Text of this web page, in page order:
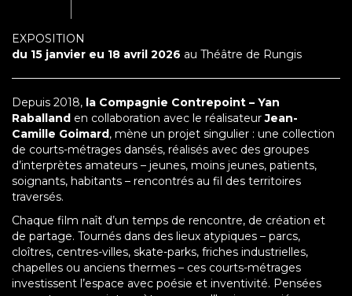
EXPOSITION
du 15 janvier eu 18 avril 2026 au Théâtre de Rungis
Depuis 2018, la Compagnie Contrepoint – Yan
Raballand en collaboration avec le réalisateurJean-
Camille Goimard, mène un projet singulier : une collection
de courts-métrages dansés, réalisés avec des groupes
d’interprètes amateurs – jeunes, moins jeunes, patients,
soignants, habitants – rencontrés au fil des territoires
traversés.
Chaque film naît d’un temps de rencontre, de création et
de partage. Tournés dans des lieux atypiques – parcs,
cloîtres, centres-villes, skate-parks, friches industrielles,
chapelles ou anciens thermes – ces courts-métrages
investissent l’espace avec poésie et inventivité. Pensées